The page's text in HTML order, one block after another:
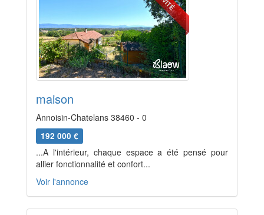
maison
Annoisin-Chatelans 38460 - 0
192 000 €
...A l'intérieur, chaque espace a été pensé pour
allier fonctionnalité et confort...
Voir l'annonce